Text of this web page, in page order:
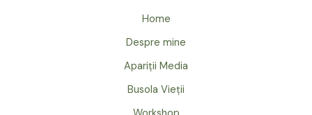
Home
Despre mine
Apariții Media
Busola Vieții